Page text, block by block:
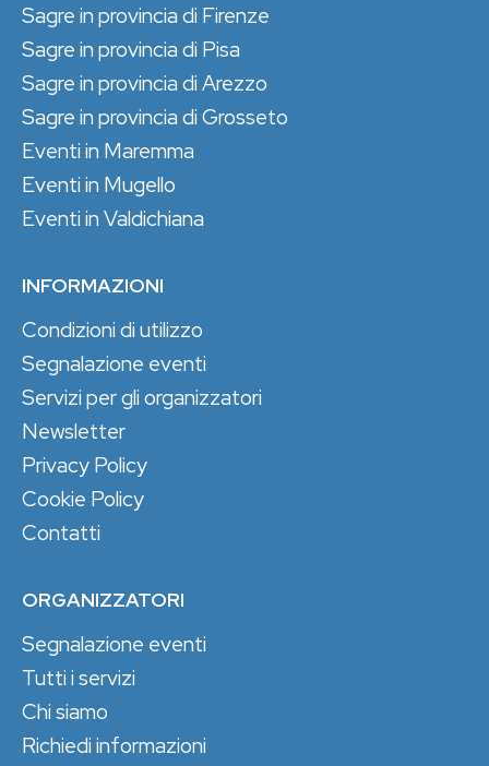
Sagre in provincia di Firenze
Sagre in provincia di Pisa
Sagre in provincia di Arezzo
Sagre in provincia di Grosseto
Eventi in Maremma
Eventi in Mugello
Eventi in Valdichiana
INFORMAZIONI
Condizioni di utilizzo
Segnalazione eventi
Servizi per gli organizzatori
Newsletter
Privacy Policy
Cookie Policy
Contatti
ORGANIZZATORI
Segnalazione eventi
Tutti i servizi
Chi siamo
Richiedi informazioni